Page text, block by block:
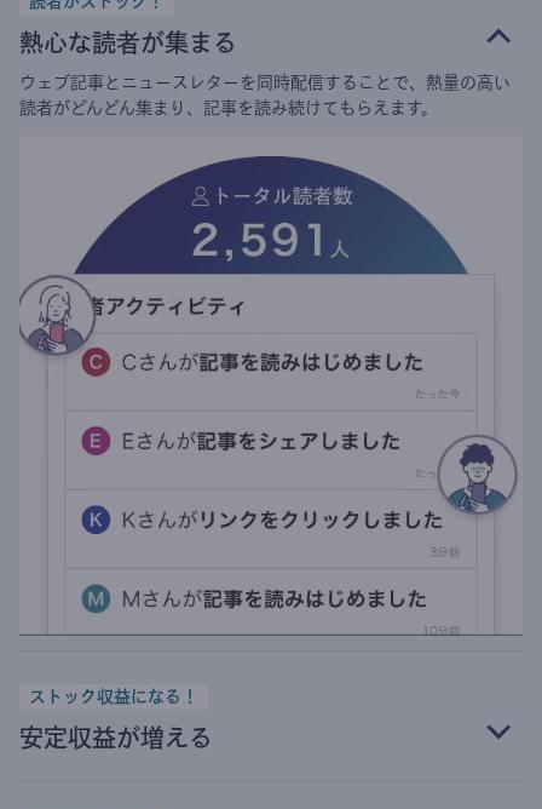
熱心な読者が集まる
ウェブ記事とニュースレターを同時配信することで、熱量の高い
読者がどんどん集まり、記事を読み続けてもらえます。
ストック収益になる！
安定収益が増える